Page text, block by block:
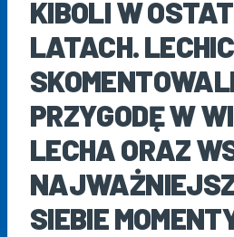
KIBOLI W
LATACH.
PRZYGODĘ W
LECHA ORAZ
SIEBIE